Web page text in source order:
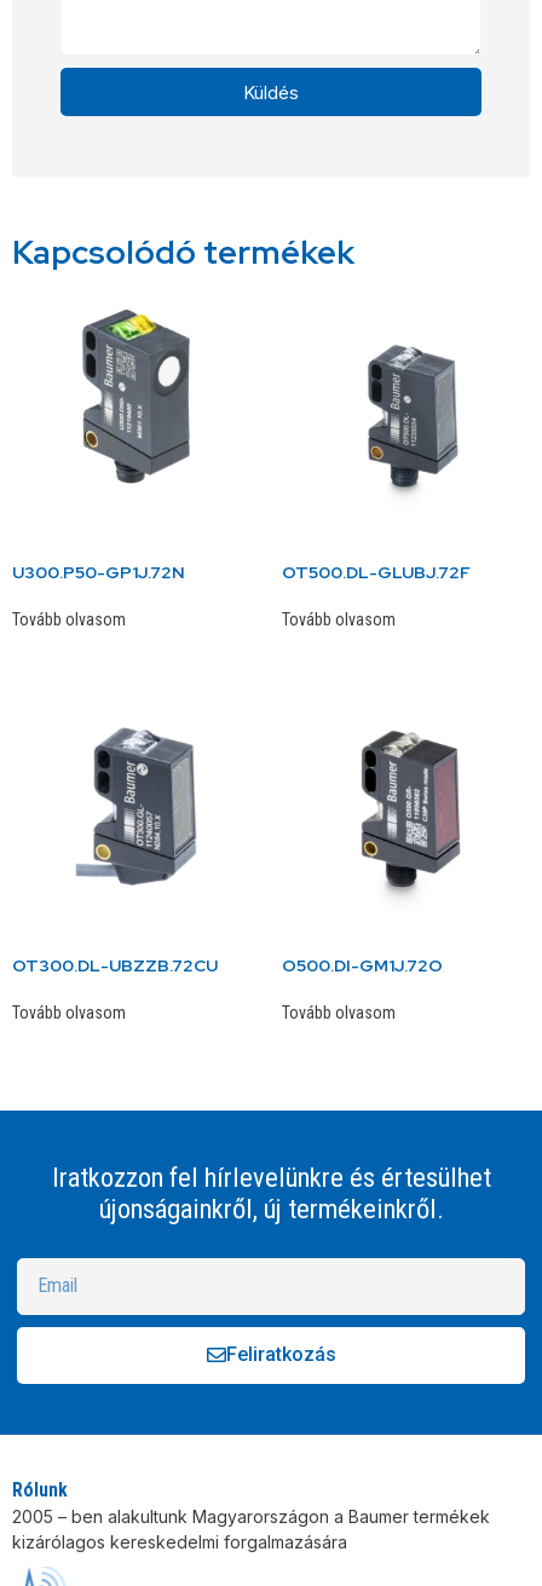
Küldés
Kapcsolódó termékek
U300.P50-GP1J.72N
Tovább olvasom
OT500.DL-GLUBJ.72F
Tovább olvasom
OT300.DL-UBZZB.72CU
Tovább olvasom
O500.DI-GM1J.72O
Tovább olvasom
Iratkozzon fel hírlevelünkre és értesülhet
újonságainkről, új termékeinkről.
Feliratkozás
Rólunk
2005 – ben alakultunk Magyarországon a Baumer termékek
kizárólagos kereskedelmi forgalmazására